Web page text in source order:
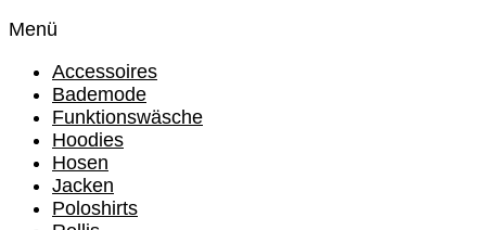
Menü
Accessoires
Bademode
Funktionswäsche
Hoodies
Hosen
Jacken
Poloshirts